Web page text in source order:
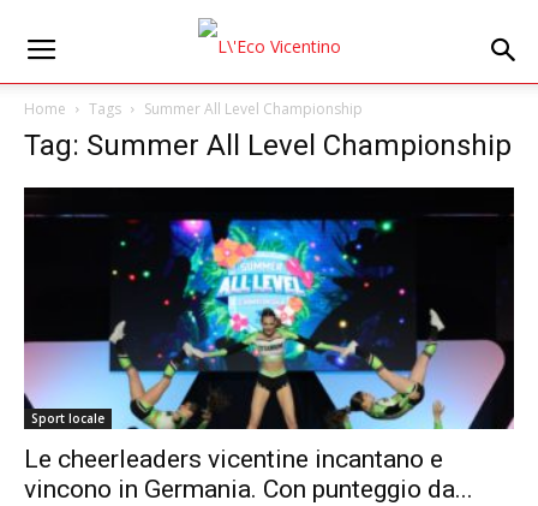
Home Tags Summer All Level Championship
Tag: Summer All Level Championship
Sport locale
Le cheerleaders vicentine incantano e
vincono in Germania. Con punteggio da...